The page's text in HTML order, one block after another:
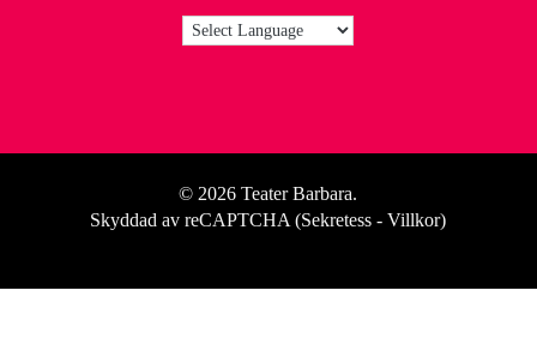
© 2026 Teater Barbara.
Skyddad av reCAPTCHA (Sekretess -Villkor)